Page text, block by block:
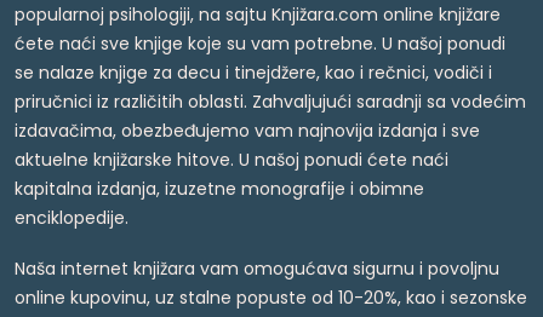
popularnoj psihologiji, na sajtu Knjižara.com online knjižare
ćete naći sve knjige koje su vam potrebne. U našoj ponudi
se nalaze knjige za decu i tinejdžere, kao i rečnici, vodiči i
priručnici iz različitih oblasti. Zahvaljujući saradnji sa vodećim
izdavačima, obezbeđujemo vam najnovija izdanja i sve
aktuelne knjižarske hitove. U našoj ponudi ćete naći
kapitalna izdanja, izuzetne monografije i obimne
enciklopedije.
Naša internet knjižara vam omogućava sigurnu i povoljnu
online kupovinu, uz stalne popuste od 10-20%, kao i sezonske